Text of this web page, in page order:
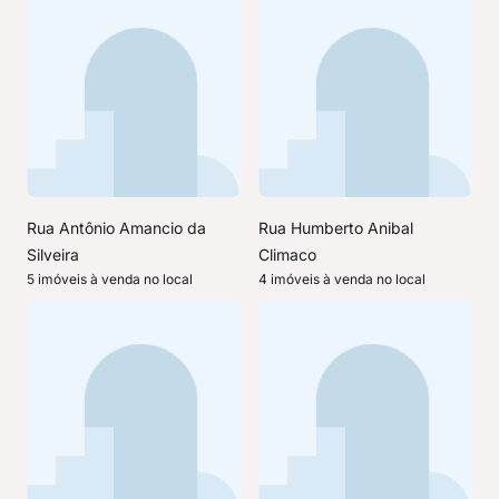
Rua Antônio Amancio da
Silveira
5 imóveis à venda no local
Rua Humberto Anibal
Climaco
4 imóveis à venda no local